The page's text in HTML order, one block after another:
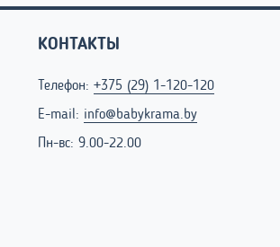
КОНТАКТЫ
Телефон: +375 (29) 1-120-120
E-mail: info@babykrama.by
Пн-вс: 9.00-22.00